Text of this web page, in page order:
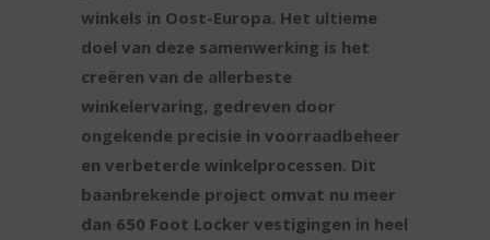
winkels in Oost-Europa. Het ultieme
doel van deze samenwerking is het
creëren van de allerbeste
winkelervaring, gedreven door
ongekende precisie in voorraadbeheer
en verbeterde winkelprocessen. Dit
baanbrekende project omvat nu meer
dan 650 Foot Locker vestigingen in heel